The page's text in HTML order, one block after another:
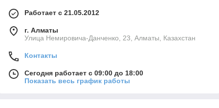
Работает с 21.05.2012
г. Алматы
Улица Немировича-Данченко, 23, Алматы, Казахстан
Контакты
Сегодня работает с 09:00 до 18:00
Показать весь график работы